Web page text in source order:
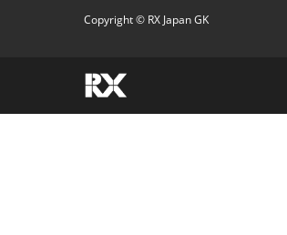
Copyright © RX Japan GK